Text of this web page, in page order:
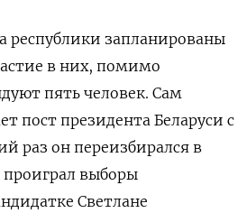
республики запланированы
в них, помимо
пять человек. Сам
пост президента Беларуси с
раз он переизбирался в
проиграл выборы
Светлане